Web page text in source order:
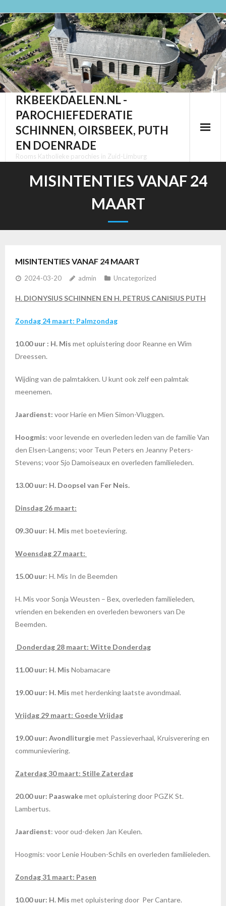
Ga
naar
de
inhoud
RKBEEKDAELEN.NL -
PAROCHIEFEDERATIE
SCHINNEN, OIRSBEEK, PUTH
EN DOENRADE
Rooms Katholieke parochies in Zuid-Limburg
MISINTENTIES VANAF 24
MAART
MISINTENTIES VANAF 24 MAART
2024-03-20 admin Uncategorized
H. DIONYSIUS SCHINNEN EN H. PETRUS CANISIUS PUTH
Zondag 24 maart: Palmzondag
10.00 uur : H. Mis met opluistering door Reanne en Wim
Dreessen.
Wijding van de palmtakken. U kunt ook zelf een palmtak
meenemen.
Jaardienst: voor Harie en Mien Simon-Vluggen.
Hoogmis: voor levende en overleden leden van de familie Van
den Elsen-Langens; voor Teun Peters en Jeanny Peters-
Stevens; voor Sjo Damoiseaux en overleden familieleden.
13.00 uur: H. Doopsel van Fer Neis.
Dinsdag 26 maart:
09.30 uur: H. Mis met boeteviering.
Woensdag 27 maart:
15.00 uur: H. Mis In de Beemden
H. Mis voor Sonja Weusten – Bex, overleden familieleden,
vrienden en bekenden en overleden bewoners van De
Beemden.
Donderdag 28 maart: Witte Donderdag
11.00 uur: H. Mis Nobamacare
19.00 uur: H. Mis met herdenking laatste avondmaal.
Vrijdag 29 maart: Goede Vrijdag
19.00 uur: Avondliturgiemet Passieverhaal, Kruisverering en
communieviering.
Zaterdag 30 maart: Stille Zaterdag
20.00 uur: Paaswakemet opluistering door PGZK St.
Lambertus.
Jaardienst: voor oud-deken Jan Keulen.
Hoogmis: voor Lenie Houben-Schils en overleden familieleden.
Zondag 31 maart: Pasen
10.00 uur: H. Mis met opluistering door Per Cantare.